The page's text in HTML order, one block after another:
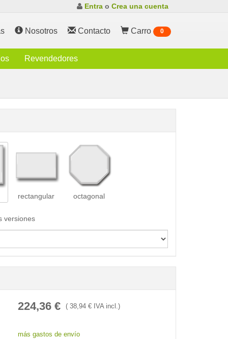
Entra o Crea una cuenta
Nosotros Contacto Carro 0
Revendedores
rectangular octagonal
versiones
224,36€ ( 38,94€ IVA incl.)
más gastos de envío
< /picture>